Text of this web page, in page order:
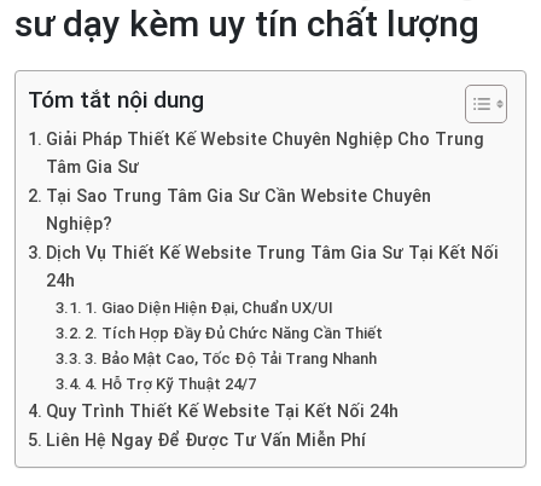
sư dạy kèm uy tín chất lượng
Tóm tắt nội dung
Giải Pháp Thiết Kế Website Chuyên Nghiệp Cho Trung
Tâm Gia Sư
Tại Sao Trung Tâm Gia Sư Cần Website Chuyên
Nghiệp?
Dịch Vụ Thiết Kế Website Trung Tâm Gia Sư Tại Kết Nối
24h
1. Giao Diện Hiện Đại, Chuẩn UX/UI
2. Tích Hợp Đầy Đủ Chức Năng Cần Thiết
3. Bảo Mật Cao, Tốc Độ Tải Trang Nhanh
4. Hỗ Trợ Kỹ Thuật 24/7
Quy Trình Thiết Kế Website Tại Kết Nối 24h
Liên Hệ Ngay Để Được Tư Vấn Miễn Phí